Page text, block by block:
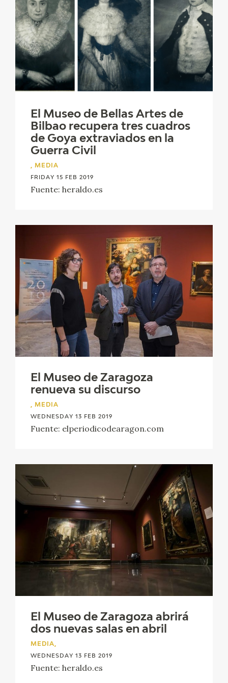
El Museo de Bellas Artes de
Bilbao recupera tres cuadros
de Goya extraviados en la
Guerra Civil
, MEDIA
FRIDAY 15 FEB 2019
Fuente: heraldo.es
El Museo de Zaragoza
renueva su discurso
, MEDIA
WEDNESDAY 13 FEB 2019
Fuente: elperiodicodearagon.com
El Museo de Zaragoza abrirá
dos nuevas salas en abril
MEDIA,
WEDNESDAY 13 FEB 2019
Fuente: heraldo.es